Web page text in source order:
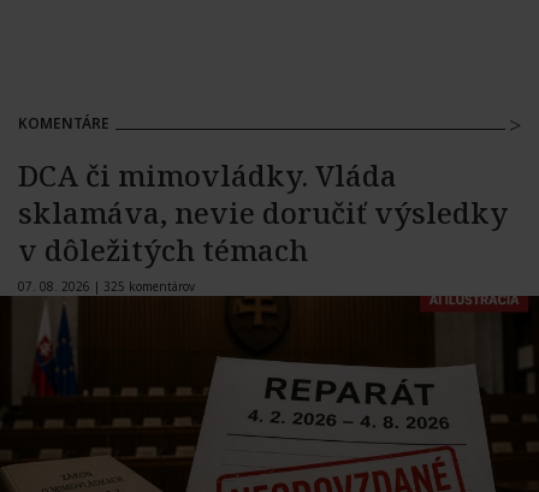
KOMENTÁRE
DCA či mimovládky. Vláda
sklamáva, nevie doručiť výsledky
v dôležitých témach
07. 08. 2026 | 325 komentárov